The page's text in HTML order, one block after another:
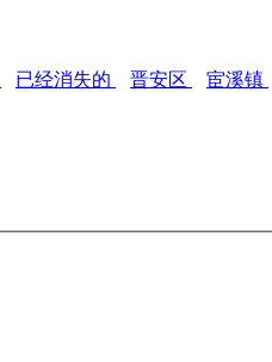
已经消失的 晋安区 宦溪镇